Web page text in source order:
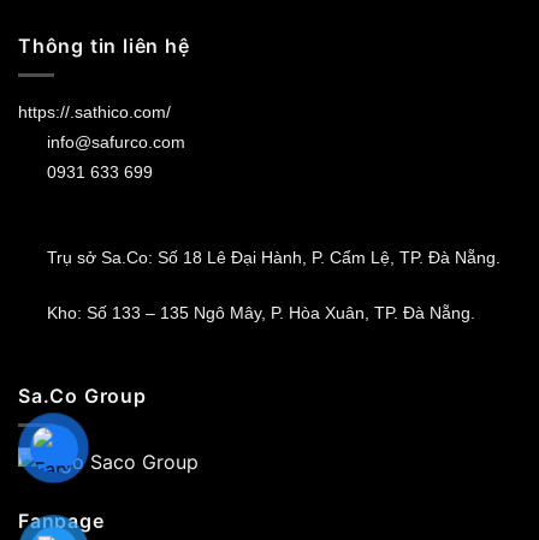
Thông tin liên hệ
https://.sathico.com/
info@safurco.com
0931 633 699
Trụ sở Sa.Co: Số 18 Lê Đại Hành, P. Cẩm Lệ, TP. Đà Nẵng.
Kho: Số 133 – 135 Ngô Mây, P. Hòa Xuân, TP. Đà Nẵng.
Sa.Co Group
Fanpage